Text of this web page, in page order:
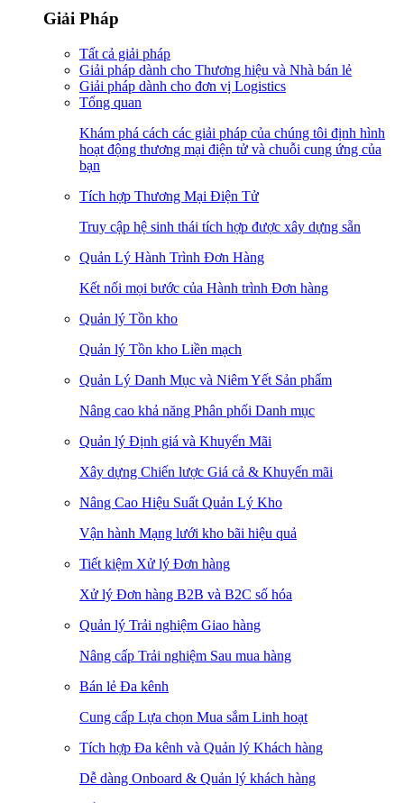
Giải Pháp
Tất cả giải pháp
Giải pháp dành cho Thương hiệu và Nhà bán lẻ
Giải pháp dành cho đơn vị Logistics
Tổng quan
Khám phá cách các giải pháp của chúng tôi định hình
hoạt động thương mại điện tử và chuỗi cung ứng của
bạn
Tích hợp Thương Mại Điện Tử
Truy cập hệ sinh thái tích hợp được xây dựng sẵn
Quản Lý Hành Trình Đơn Hàng
Kết nối mọi bước của Hành trình Đơn hàng
Quản lý Tồn kho
Quản lý Tồn kho Liền mạch
Quản Lý Danh Mục và Niêm Yết Sản phẩm
Nâng cao khả năng Phân phối Danh mục
Quản lý Định giá và Khuyến Mãi
Xây dựng Chiến lược Giá cả & Khuyến mãi
Nâng Cao Hiệu Suất Quản Lý Kho
Vận hành Mạng lưới kho bãi hiệu quả
Tiết kiệm Xử lý Đơn hàng
Xử lý Đơn hàng B2B và B2C số hóa
Quản lý Trải nghiệm Giao hàng
Nâng cấp Trải nghiệm Sau mua hàng
Bán lẻ Đa kênh
Cung cấp Lựa chọn Mua sắm Linh hoạt
Tích hợp Đa kênh và Quản lý Khách hàng
Dễ dàng Onboard & Quản lý khách hàng